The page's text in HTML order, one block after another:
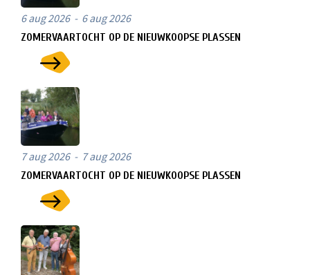
6 aug 2026 - 6 aug 2026
ZOMERVAARTOCHT OP DE NIEUWKOOPSE PLASSEN
7 aug 2026 - 7 aug 2026
ZOMERVAARTOCHT OP DE NIEUWKOOPSE PLASSEN